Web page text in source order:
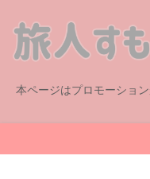
本ページはプロモーショ